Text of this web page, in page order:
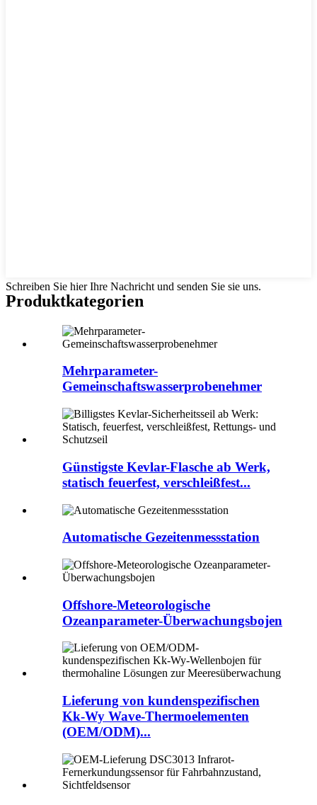
Schreiben Sie hier Ihre Nachricht und senden Sie sie uns.
Produktkategorien
Mehrparameter-
Gemeinschaftswasserprobenehmer
Günstigste Kevlar-Flasche ab Werk,
statisch feuerfest, verschleißfest...
Automatische Gezeitenmessstation
Offshore-Meteorologische
Ozeanparameter-Überwachungsbojen
Lieferung von kundenspezifischen
Kk-Wy Wave-Thermoelementen
(OEM/ODM)...